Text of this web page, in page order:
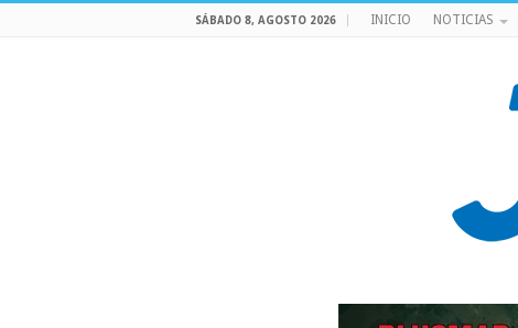
SÁBADO 8, AGOSTO 2026 INICIO NOTICIAS